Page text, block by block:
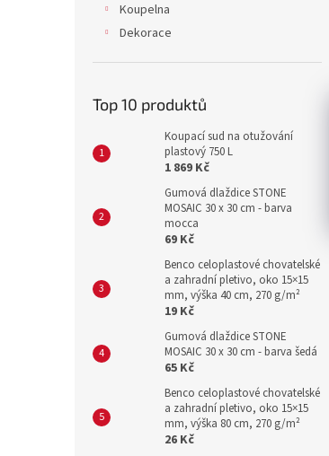
Koupelna
Dekorace
Top 10 produktů
Koupací sud na otužování
plastový 750 L
1 869 Kč
Gumová dlaždice STONE
MOSAIC 30 x 30 cm - barva
mocca
69 Kč
Benco celoplastové chovatelské
a zahradní pletivo, oko 15×15
mm, výška 40 cm, 270 g/m²
19 Kč
Gumová dlaždice STONE
MOSAIC 30 x 30 cm - barva šedá
65 Kč
Benco celoplastové chovatelské
a zahradní pletivo, oko 15×15
mm, výška 80 cm, 270 g/m²
26 Kč